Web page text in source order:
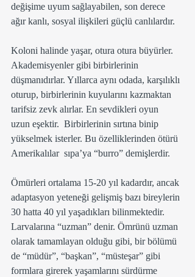
değişime uyum sağlayabilen, son derece
ağır kanlı, sosyal ilişkileri güçlü canlılardır.
Koloni halinde yaşar, otura otura büyürler.
Akademisyenler gibi birbirlerinin
düşmanıdırlar. Yıllarca aynı odada, karşılıklı
oturup, birbirlerinin kuyularını kazmaktan
tarifsiz zevk alırlar. En sevdikleri oyun
uzun eşektir.  Birbirlerinin sırtına binip
yükselmek isterler. Bu özelliklerinden ötürü
Amerikalılar  sıpa’ya “burro” demişlerdir.
Ömürleri ortalama 15-20 yıl kadardır, ancak
adaptasyon yeteneği gelişmiş bazı bireylerin
30 hatta 40 yıl yaşadıkları bilinmektedir.
Larvalarına “uzman” denir. Ömrünü uzman
olarak tamamlayan olduğu gibi, bir bölümü
de “müdür”, “başkan”, “müsteşar” gibi
formlara girerek yaşamlarını sürdürme